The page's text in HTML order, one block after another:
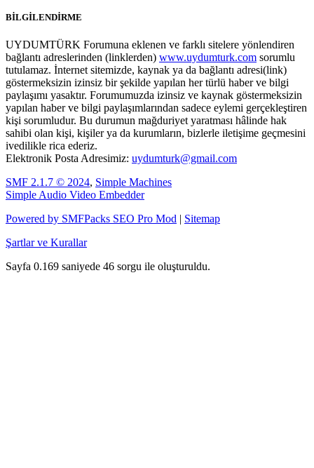
BİLGİLENDİRME
UYDUMTÜRK Forumuna eklenen ve farklı sitelere yönlendiren
bağlantı adreslerinden (linklerden) www.uydumturk.com sorumlu
tutulamaz. İnternet sitemizde, kaynak ya da bağlantı adresi(link)
göstermeksizin izinsiz bir şekilde yapılan her türlü haber ve bilgi
paylaşımı yasaktır. Forumumuzda izinsiz ve kaynak göstermeksizin
yapılan haber ve bilgi paylaşımlarından sadece eylemi gerçekleştiren
kişi sorumludur. Bu durumun mağduriyet yaratması hâlinde hak
sahibi olan kişi, kişiler ya da kurumların, bizlerle iletişime geçmesini
ivedilikle rica ederiz.
Elektronik Posta Adresimiz: uydumturk@gmail.com
SMF 2.1.7 © 2024, Simple Machines
Simple Audio Video Embedder
Powered by SMFPacks SEO Pro Mod | Sitemap
Şartlar ve Kurallar
Sayfa 0.169 saniyede 46 sorgu ile oluşturuldu.